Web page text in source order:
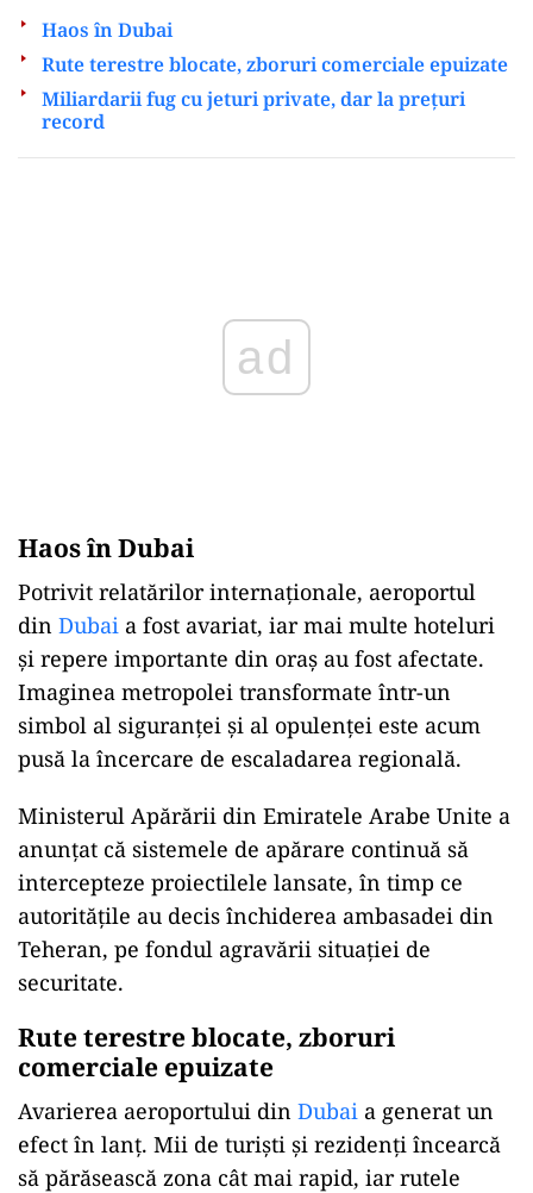
Haos în Dubai
Rute terestre blocate, zboruri comerciale epuizate
Miliardarii fug cu jeturi private, dar la prețuri
record
Haos în Dubai
Potrivit relatărilor internaționale, aeroportul
din Dubai a fost avariat, iar mai multe hoteluri
și repere importante din oraș au fost afectate.
Imaginea metropolei transformate într-un
simbol al siguranței și al opulenței este acum
pusă la încercare de escaladarea regională.
Ministerul Apărării din Emiratele Arabe Unite a
anunțat că sistemele de apărare continuă să
intercepteze proiectilele lansate, în timp ce
autoritățile au decis închiderea ambasadei din
Teheran, pe fondul agravării situației de
securitate.
Rute terestre blocate, zboruri
comerciale epuizate
Avarierea aeroportului din Dubai a generat un
efect în lanț. Mii de turiști și rezidenți încearcă
să părăsească zona cât mai rapid, iar rutele